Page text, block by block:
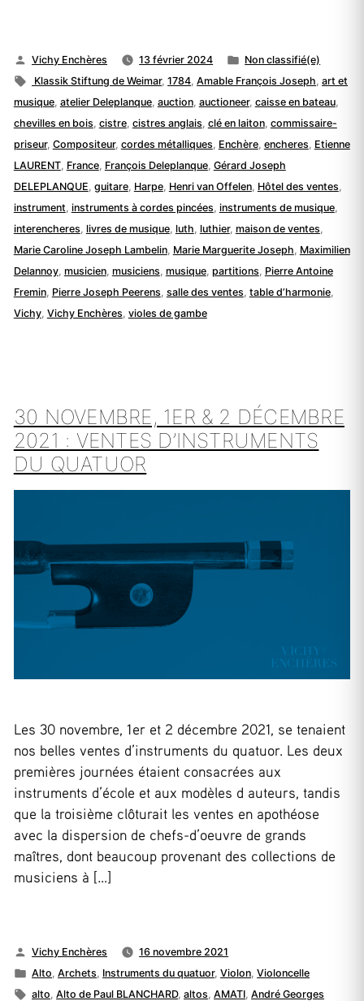
Publié
par
Vichy Enchères 13 février 2024
Publié
dans
Non classifié(e)
Étiquettes :
Klassik Stiftung de Weimar,1784 ,Amable François Joseph ,art et
musique, atelier Deleplanque, auction, auctioneer, caisse en bateau,
chevilles en bois cistre, cistres anglais clé en laiton, commissaire-
priseur, Compositeur, cordes métalliques Enchère, encheres Etienne
LAURENT, France, François Deleplanque, Gérard Joseph
DELEPLANQUE guitare, Harpe, Henri van Offelen, Hôtel des ventes
instrument instruments à cordes pincées instruments de musique,
interencheres livres de musique, luth luthier, maison de ventes
Marie Caroline Joseph Lambelin, Marie Marguerite Joseph Maximilien
Delannoy, musicien, musiciens musique, partitions Pierre Antoine
Fremin, Pierre Joseph Peerens salle des ventes table d’harmonie,
Vichy, Vichy Enchères violes de gambe
30 NOVEMBRE, 1ER & 2 DÉCEMBRE
2021 : VENTES D’INSTRUMENTS
DU QUATUOR
Les 30 novembre, 1er et 2 décembre 2021, se tenaient
nos belles ventes d’instruments du quatuor. Les deux
premières journées étaient consacrées aux
instruments d’école et aux modèles d auteurs, tandis
que la troisième clôturait les ventes en apothéose
avec la dispersion de chefs-d’oeuvre de grands
maîtres, dont beaucoup provenant des collections de
musiciens à […]
Publié
par
Vichy Enchères
16 novembre 2021
Publié
dans
Alto ,Archets Instruments du quatuor,Violon ,Violoncelle
Étiquettes :
alto ,Alto de Paul BLANCHARD,altos ,AMATI ,André Georges